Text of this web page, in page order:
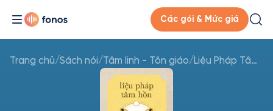
Các gói & Mức giá
Trang chủ/Sách nói/Tâm linh - Tôn giáo/ Liệu Pháp Tâm Hồn